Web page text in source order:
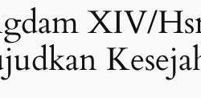
XIV/